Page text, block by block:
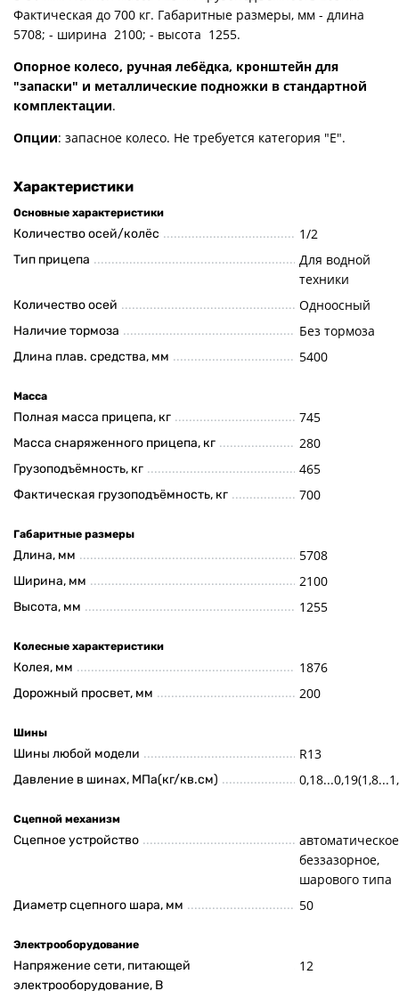
Фактическая до 700 кг. Габаритные размеры, мм - длина
5708; - ширина 2100; - высота 1255.
Опорное колесо, ручная лебёдка, кронштейн для
"запаски" и металлические подножки в стандартной
комплектации.
Опции: запасное колесо. Не требуется категория "Е".
Характеристики
Основные характеристики
Количество осей/колёс 1/2
Тип прицепа
Для водной
техники
Количество осей Одноосный
Наличие тормоза Без тормоза
Длина плав. средства, мм 5400
Масса
Полная масса прицепа, кг 745
Масса снаряженного прицепа, кг 280
Грузоподъёмность, кг 465
Фактическая грузоподъёмность, кг 700
Габаритные размеры
Длина, мм 5708
Ширина, мм 2100
Высота, мм 1255
Колесные характеристики
Колея, мм 1876
Дорожный просвет, мм 200
Шины
Шины любой модели R13
Давление в шинах, МПа(кг/кв.см)
Сцепной механизм
Сцепное устройство
беззазорное,
шарового типа
Диаметр сцепного шара, мм 50
Электрооборудование
Напряжение сети, питающей
электрооборудование, В
12